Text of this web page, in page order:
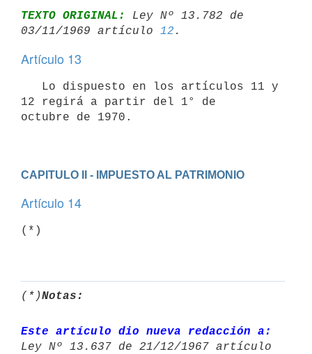
TEXTO ORIGINAL:
Ley Nº 13.782 de
03/11/1969 artículo 12
Artículo 13
12 regirá a partir del 1° de
octubre de 1970.
CAPITULO II - IMPUESTO AL PATRIMONIO
Artículo 14
(*)
(*)Notas:
Este artículo dio nueva redacción a: